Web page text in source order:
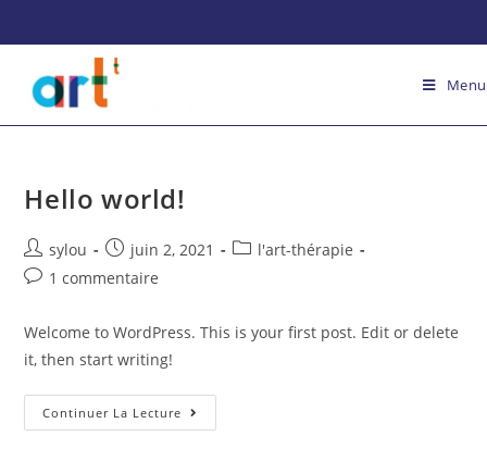
Menu
Hello world!
sylou juin 2, 2021
l'art-thérapie
1 commentaire
Welcome to WordPress. This is your first post. Edit or delete
it, then start writing!
Continuer La Lecture